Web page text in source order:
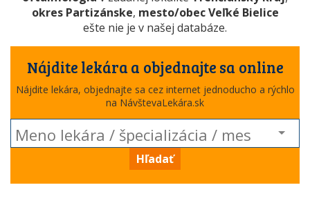
okres Partizánske, mesto/obec Veľké Bielice
ešte nie je v našej databáze.
Nájdite lekára a objednajte sa online
Nájdite lekára, objednajte sa cez internet jednoducho a rýchlo
na NávštevaLekára.sk
Hľadať